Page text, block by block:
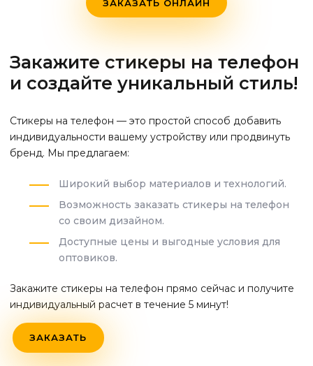
ЗАКАЗАТЬ ОНЛАЙН
Закажите стикеры на телефон
и создайте уникальный стиль!
Стикеры на телефон — это простой способ добавить
индивидуальности вашему устройству или продвинуть
бренд. Мы предлагаем:
Широкий выбор материалов и технологий.
Возможность заказать стикеры на телефон
со своим дизайном.
Доступные цены и выгодные условия для
оптовиков.
Закажите стикеры на телефон прямо сейчас и получите
индивидуальный расчет в течение 5 минут!
ЗАКАЗАТЬ